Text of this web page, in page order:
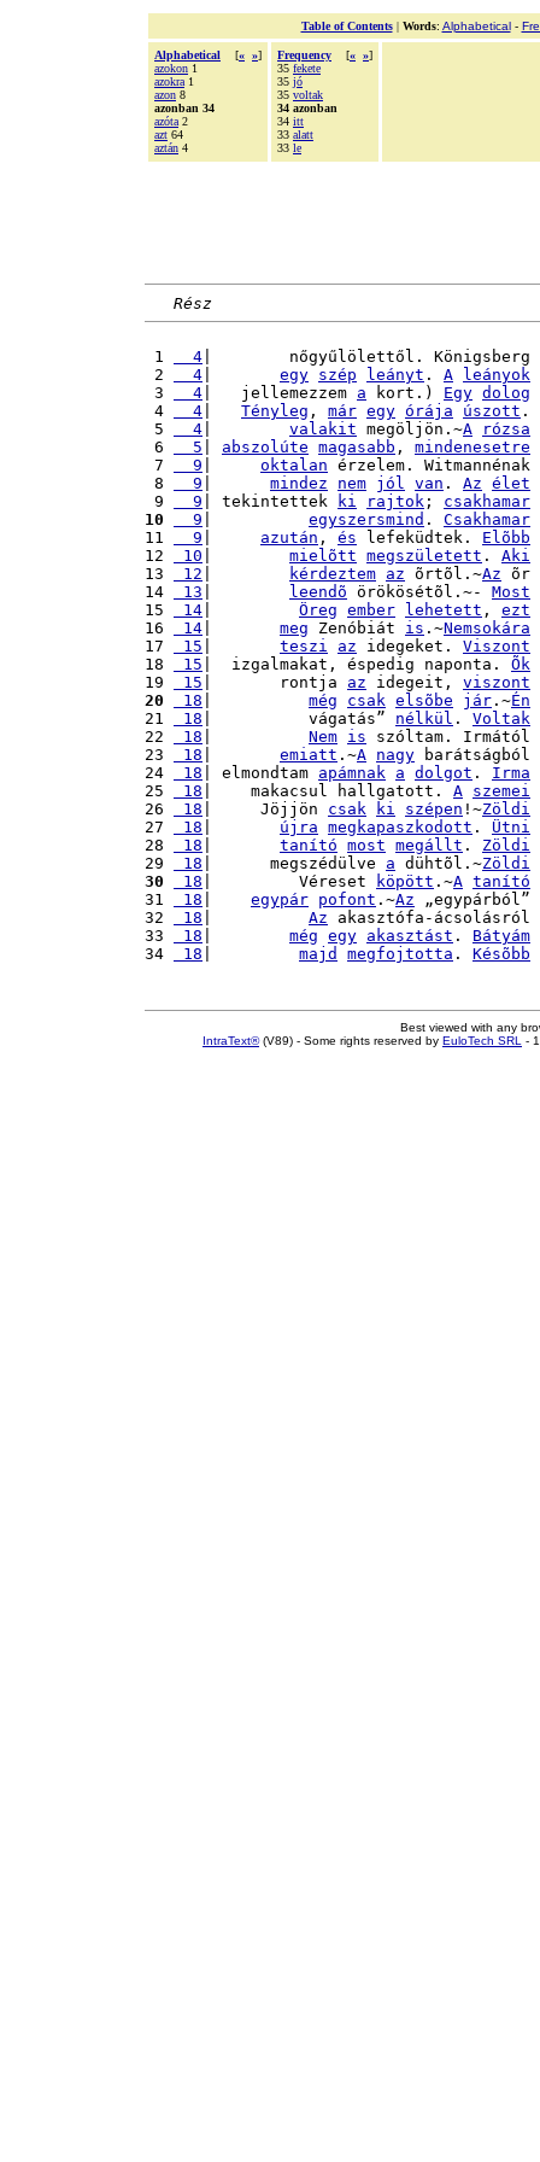
Table of Contents| Words: Alphabetical-
Alphabetical [« »]
azokon 1
azokra 1
azon 8
azonban 34
azóta 2
azt 64
aztán 4
Frequency [« »]
35 fekete
35 jó
35 voltak
34 azonban
34 itt
33 alatt
33 le
Rész
1
  4
|        nőgyűlölettől. Königsberg
2
  4
egy szép leányt . A
leányok
3
  4
|   jellemezzem a kort.) Egy dolog
4
  4
Tényleg , már egy órája úszott .
5
  4
valakit megöljön.~A
rózsa
6
  5
abszolúte magasabb , mindenesetre
7
  9
oktalan érzelem. Witmannénak
8
  9
mindez nem jól van . Az élet
9
  9
| tekintettek ki rajtok ; csakhamar
10
  9
egyszersmind . Csakhamar
11
  9
azután , és lefeküdtek. Elõbb
12
10 mielõtt megszületett . Aki
13
12 kérdeztem az õrtõl.~Az õr
14
13 leendõ örökösétõl.~- Most
15
14 Öreg ember lehetett , ezt
16
14 meg Zenóbiát is .~Nemsokára
17
15 teszi az idegeket. Viszont
18
15 |  izgalmakat, éspedig naponta. Õk
19
15 |       rontja az idegeit, viszont
20
18 még csak elsõbe jár .~Én
21
18 |          vágatás” nélkül . Voltak
22
18 Nem is szóltam. Irmától
23
18 emiatt .~A nagy barátságból
24
18 | elmondtam apámnak a dolgot . Irma
25
18 |    makacsul hallgatott. A szemei
26
18 |     Jöjjön csak ki szépen !~Zöldi
27
18 újra megkapaszkodott . Ütni
28
18 tanító most megállt . Zöldi
29
18 |      megszédülve a dühtõl.~Zöldi
30
18 |         Véreset köpött .~A tanító
31
18 egypár pofont .~Az „egypárból”
32
18 Az akasztófa-ácsolásról
33
18 még egy akasztást . Bátyám
34
18 majd megfojtotta . Késõbb
Best viewed with any
IntraText®(V89) - Some rights reserved by EuloTech SRL -